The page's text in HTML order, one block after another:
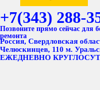
+7(343) 288-
Позвоните прямо сейчас для
ремонта
Россия, Свердловская
Челюскинцев, 110 м.
ЕЖЕДНЕВНО